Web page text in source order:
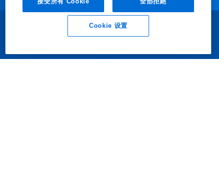
Cookie 设置
使用我们的网站
业务垂询 联系我们